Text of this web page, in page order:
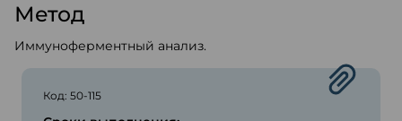
Метод
Иммуноферментный анализ.
Код: 50-115